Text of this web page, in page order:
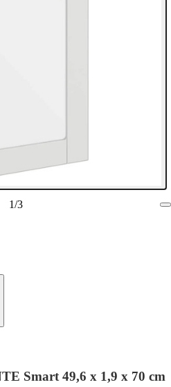
1/3
Smart 49,6 x 1,9 x 70 cm